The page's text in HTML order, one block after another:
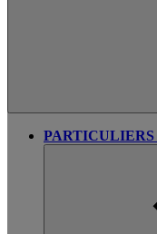
PARTICULIERS